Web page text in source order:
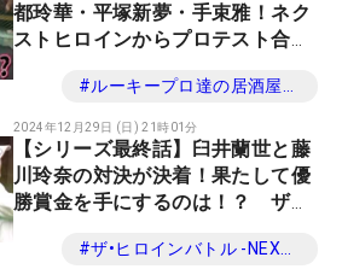
都玲華・平塚新夢・手束雅！ネク
ストヒロインからプロテスト合格
達の居酒屋放談
#ルーキープロ達の居酒屋放談
2024年12月29日 (日) 21時01分
【シリーズ最終話】臼井蘭世と藤
川玲奈の対決が決着！果たして優
勝賞金を手にするのは！？ ザ・
#ザ•ヒロインバトル -NEXT BACK 9-